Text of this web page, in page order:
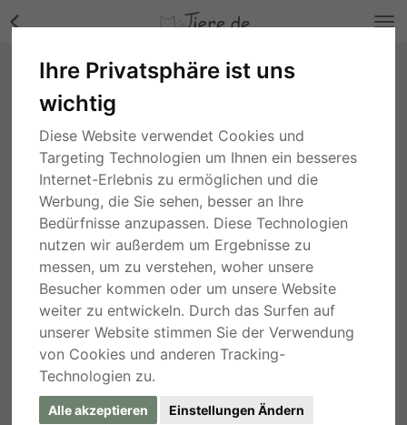
Ihre Privatsphäre ist uns
wichtig
Diese Website verwendet Cookies und
Targeting Technologien um Ihnen ein besseres
Internet-Erlebnis zu ermöglichen und die
Werbung, die Sie sehen, besser an Ihre
Bedürfnisse anzupassen. Diese Technologien
nutzen wir außerdem um Ergebnisse zu
messen, um zu verstehen, woher unsere
Besucher kommen oder um unsere Website
weiter zu entwickeln. Durch das Surfen auf
unserer Website stimmen Sie der Verwendung
von Cookies und anderen Tracking-
Technologien zu.
Alle akzeptieren Einstellungen Ändern
Charles - freundlich und liebevolll,
Schäferhund-Mischling - Rüde Bilder
Nordrhein-Westfalen, gestern